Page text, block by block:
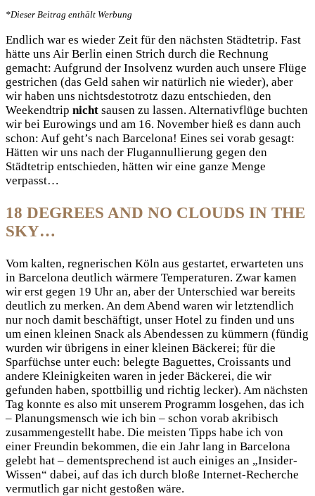
*Dieser Beitrag enthält Werbung
Endlich war es wieder Zeit für den nächsten Städtetrip. Fast
hätte uns Air Berlin einen Strich durch die Rechnung
gemacht: Aufgrund der Insolvenz wurden auch unsere Flüge
gestrichen (das Geld sahen wir natürlich nie wieder), aber
wir haben uns nichtsdestotrotz dazu entschieden, den
Weekendtrip nicht sausen zu lassen. Alternativflüge buchten
wir bei Eurowings und am 16. November hieß es dann auch
schon: Auf geht’s nach Barcelona! Eines sei vorab gesagt:
Hätten wir uns nach der Flugannullierung gegen den
Städtetrip entschieden, hätten wir eine ganze Menge
verpasst…
18 DEGREES AND NO CLOUDS IN THE
SKY…
Vom kalten, regnerischen Köln aus gestartet, erwarteten uns
in Barcelona deutlich wärmere Temperaturen. Zwar kamen
wir erst gegen 19 Uhr an, aber der Unterschied war bereits
deutlich zu merken. An dem Abend waren wir letztendlich
nur noch damit beschäftigt, unser Hotel zu finden und uns
um einen kleinen Snack als Abendessen zu kümmern (fündig
wurden wir übrigens in einer kleinen Bäckerei; für die
Sparfüchse unter euch: belegte Baguettes, Croissants und
andere Kleinigkeiten waren in jeder Bäckerei, die wir
gefunden haben, spottbillig und richtig lecker). Am nächsten
Tag konnte es also mit unserem Programm losgehen, das ich
– Planungsmensch wie ich bin – schon vorab akribisch
zusammengestellt habe. Die meisten Tipps habe ich von
einer Freundin bekommen, die ein Jahr lang in Barcelona
gelebt hat – dementsprechend ist auch einiges an „Insider-
Wissen“ dabei, auf das ich durch bloße Internet-Recherche
vermutlich gar nicht gestoßen wäre.